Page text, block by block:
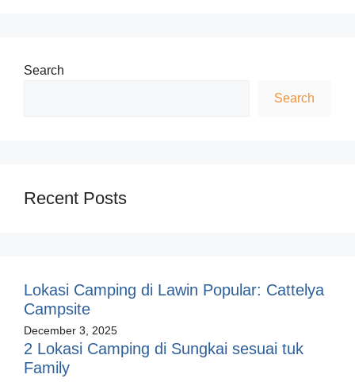
Search
Search
Recent Posts
Lokasi Camping di Lawin Popular: Cattelya
Campsite
December 3, 2025
2 Lokasi Camping di Sungkai sesuai tuk
Family